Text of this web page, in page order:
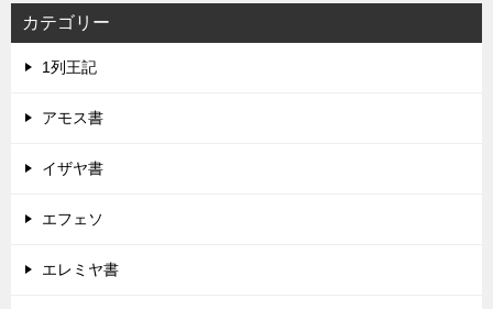
カテゴリー
1列王記
アモス書
イザヤ書
エフェソ
エレミヤ書